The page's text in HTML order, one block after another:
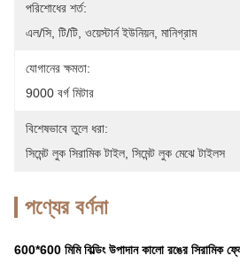
পরিশোধের শর্ত:
এল/সি, টি/টি, ওয়েস্টার্ন ইউনিয়ন, মানিগ্রাম
যোগানের ক্ষমতা:
9000 বর্গ মিটার
বিশেষভাবে তুলে ধরা:
সিমেন্ট লুক সিরামিক টাইল সিমেন্ট লুক মেঝে টাইলস
পণ্যের বর্ণনা
600*600 মিমি বিল্ডিং উপাদান কালো রঙের সিরামিক